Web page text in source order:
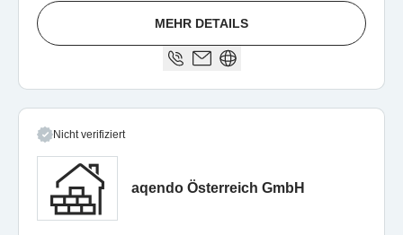
MEHR DETAILS
Nicht verifiziert
aqendo Österreich GmbH